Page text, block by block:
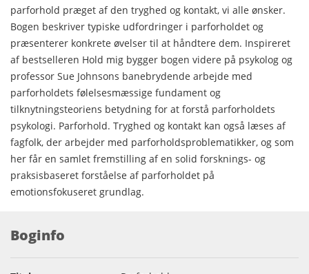
parforhold præget af den tryghed og kontakt, vi alle ønsker.
Bogen beskriver typiske udfordringer i parforholdet og
præsenterer konkrete øvelser til at håndtere dem. Inspireret
af bestselleren Hold mig bygger bogen videre på psykolog og
professor Sue Johnsons banebrydende arbejde med
parforholdets følelsesmæssige fundament og
tilknytningsteoriens betydning for at forstå parforholdets
psykologi. Parforhold. Tryghed og kontakt kan også læses af
fagfolk, der arbejder med parforholdsproblematikker, og som
her får en samlet fremstilling af en solid forsknings- og
praksisbaseret forståelse af parforholdet på
emotionsfokuseret grundlag.
Boginfo